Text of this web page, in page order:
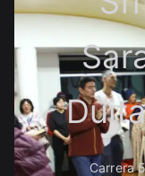
Carrera